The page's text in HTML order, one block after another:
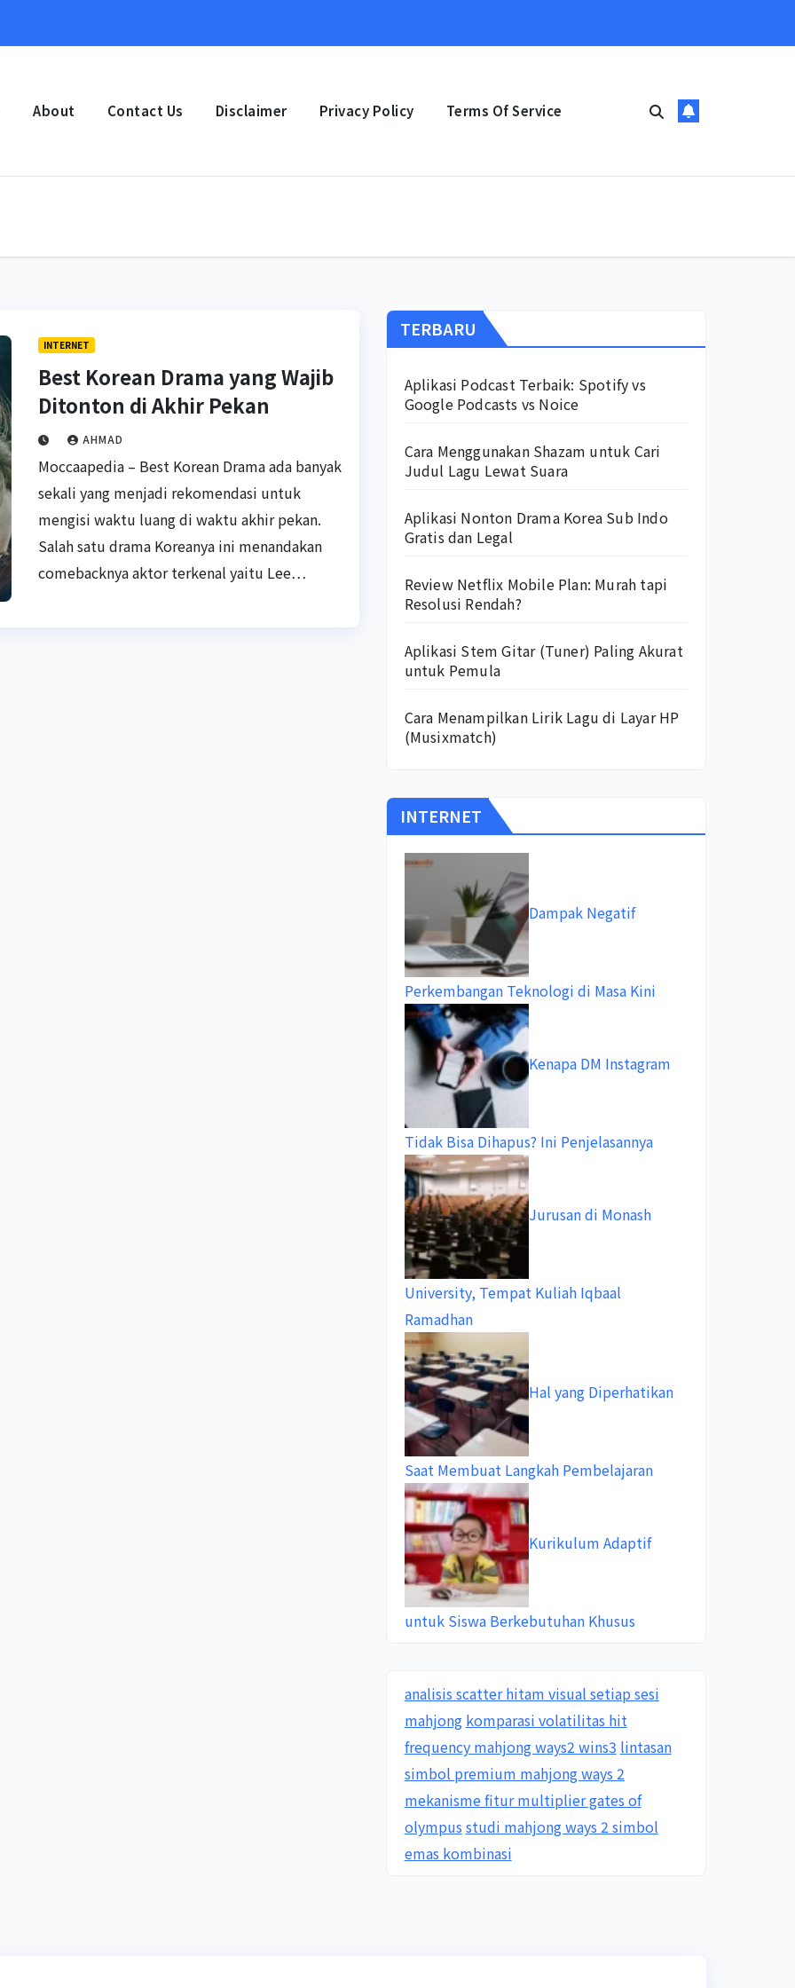
About Contact Us Disclaimer Privacy Policy Terms Of Service
INTERNET
Best Korean Drama yang Wajib
Ditonton di Akhir Pekan
AHMAD
Moccaapedia – Best Korean Drama ada banyak
sekali yang menjadi rekomendasi untuk
mengisi waktu luang di waktu akhir pekan.
Salah satu drama Koreanya ini menandakan
comebacknya aktor terkenal yaitu Lee…
TERBARU
Aplikasi Podcast Terbaik: Spotify vs
Google Podcasts vs Noice
Cara Menggunakan Shazam untuk Cari
Judul Lagu Lewat Suara
Aplikasi Nonton Drama Korea Sub Indo
Gratis dan Legal
Review Netflix Mobile Plan: Murah tapi
Resolusi Rendah?
Aplikasi Stem Gitar (Tuner) Paling Akurat
untuk Pemula
Cara Menampilkan Lirik Lagu di Layar HP
(Musixmatch)
INTERNET
Dampak Negatif
Perkembangan Teknologi di Masa Kini
Kenapa DM Instagram
Tidak Bisa Dihapus? Ini Penjelasannya
Jurusan di Monash
University, Tempat Kuliah Iqbaal
Ramadhan
Hal yang Diperhatikan
Saat Membuat Langkah Pembelajaran
Kurikulum Adaptif
untuk Siswa Berkebutuhan Khusus
analisis scatter hitam visual setiap sesi
mahjong komparasi volatilitas hit
frequency mahjong ways2 wins3 lintasan
simbol premium mahjong ways 2
mekanisme fitur multiplier gates of
olympus studi mahjong ways 2 simbol
emas kombinasi